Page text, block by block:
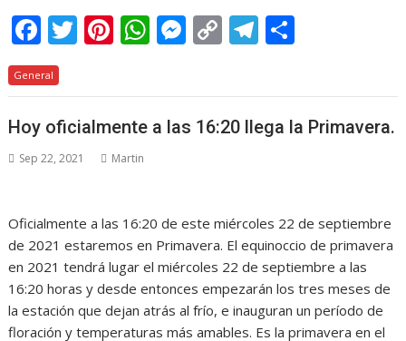
F
ac
e
b
o
o
T
w
itt
er
Pi
nt
er
e
st
W
h
at
s
A
M
e
ss
e
n
C
o
p
y
Li
T
el
e
gr
a
m
p
ar
General
Hoy oficialmente a las 16:20 llega la Primavera.
Sep 22, 2021 Martin
Oficialmente a las 16:20 de este miércoles 22 de septiembre
de 2021 estaremos en Primavera. El equinoccio de primavera
en 2021 tendrá lugar el miércoles 22 de septiembre a las
16:20 horas y desde entonces empezarán los tres meses de
la estación que dejan atrás al frío, e inauguran un período de
floración y temperaturas más amables. Es la primavera en el